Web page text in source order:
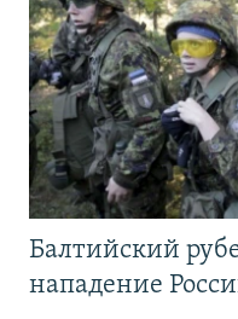
Балтийский
нападение